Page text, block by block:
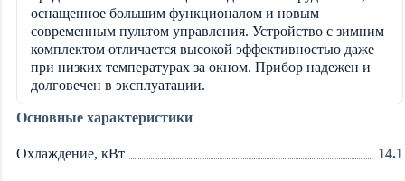
оснащенное большим функционалом и новым
современным пультом управления. Устройство с зимним
комплектом отличается высокой эффективностью даже
при низких температурах за окном. Прибор надежен и
долговечен в эксплуатации.
Основные характеристики
Охлаждение, кВт 14.1